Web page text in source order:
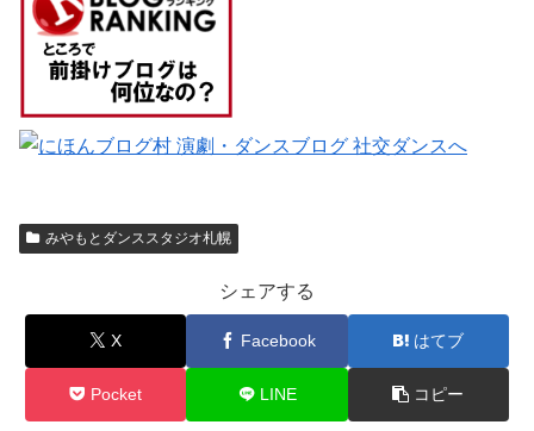
みやもとダンススタジオ札幌
シェアする
X Facebook はてブ
Pocket LINE コピー